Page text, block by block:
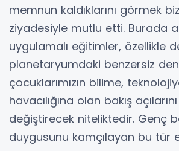
memnun kaldıklarını görmek
ziyadesiyle mutlu etti. Burada
uygulamalı eğitimler, özellikle
planetaryumdaki benzersiz
çocuklarımızın bilime,
havacılığına olan bakış
değiştirecek niteliktedir. Genç
duygusunu kamçılayan bu tür